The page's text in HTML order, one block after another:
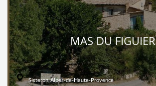
MAS DU FIGUIER
Sisteron, Alpes-de-Haute-Provence